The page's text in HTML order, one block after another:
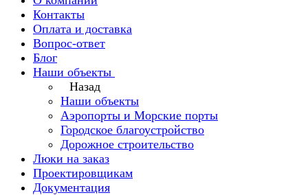
Контакты
Оплата и доставка
Вопрос-ответ
Блог
Наши объекты
Назад
Наши объекты
Аэропорты и Морские порты
Городское благоустройство
Дорожное строительство
Люки на заказ
Проектировщикам
Документация